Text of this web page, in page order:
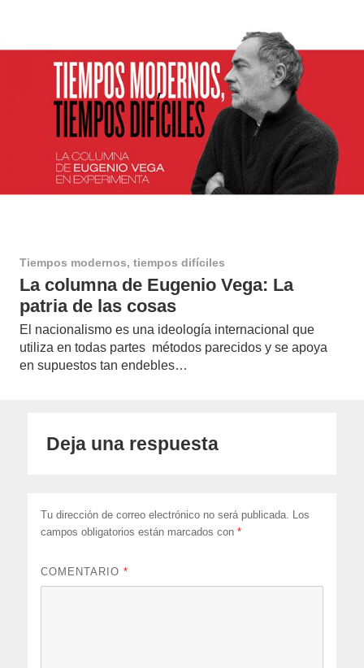
Tiempos modernos, tiempos difíciles
La columna de Eugenio Vega: La
patria de las cosas
El nacionalismo es una ideología internacional que
utiliza en todas partes métodos parecidos y se apoya
en supuestos tan endebles…
Deja una respuesta
Tu dirección de correo electrónico no será publicada. Los
campos obligatorios están marcados con*
COMENTARIO*